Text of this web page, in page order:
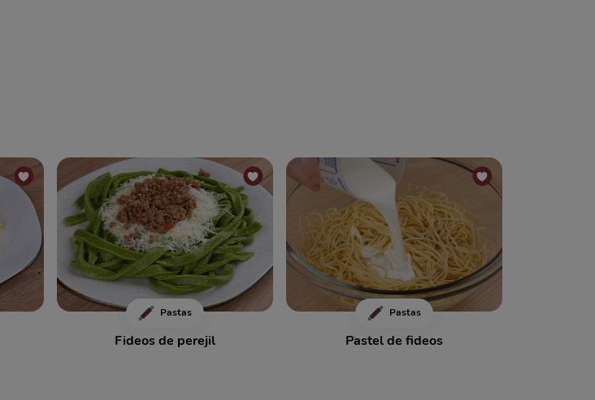
Pastas
Fideos de perejil
Pastas
Pastel de fideos